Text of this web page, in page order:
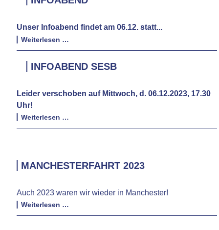
Unser Infoabend findet am 06.12. statt...
Weiterlesen …
INFOABEND SESB
Leider verschoben auf Mittwoch, d. 06.12.2023, 17.30
Uhr!
Weiterlesen …
SESB
MANCHESTERFAHRT 2023
Auch 2023 waren wir wieder in Manchester!
Weiterlesen …
2023